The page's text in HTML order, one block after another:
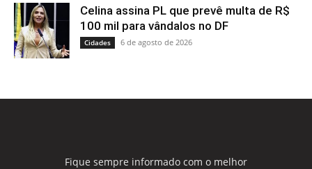
Celina assina PL que prevê multa de R$
100 mil para vândalos no DF
Cidades 6 de agosto de 2026
Fique sempre informado com o melhor